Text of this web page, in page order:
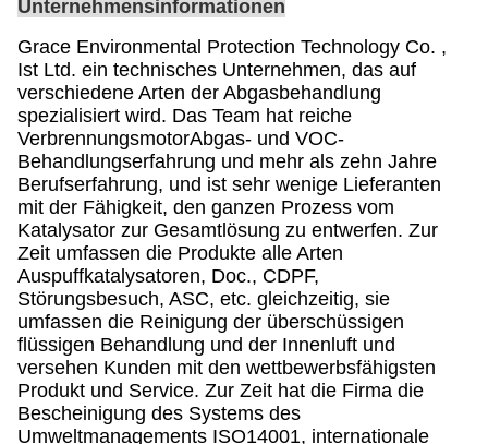
Unternehmensinformationen
Grace Environmental Protection Technology Co. ,
Ist Ltd. ein technisches Unternehmen, das auf
verschiedene Arten der Abgasbehandlung
spezialisiert wird. Das Team hat reiche
VerbrennungsmotorAbgas- und VOC-
Behandlungserfahrung und mehr als zehn Jahre
Berufserfahrung, und ist sehr wenige Lieferanten
mit der Fähigkeit, den ganzen Prozess vom
Katalysator zur Gesamtlösung zu entwerfen. Zur
Zeit umfassen die Produkte alle Arten
Auspuffkatalysatoren, Doc., CDPF,
Störungsbesuch, ASC, etc. gleichzeitig, sie
umfassen die Reinigung der überschüssigen
flüssigen Behandlung und der Innenluft und
versehen Kunden mit den wettbewerbsfähigsten
Produkt und Service. Zur Zeit hat die Firma die
Bescheinigung des Systems des
Umweltmanagements ISO14001, internationale